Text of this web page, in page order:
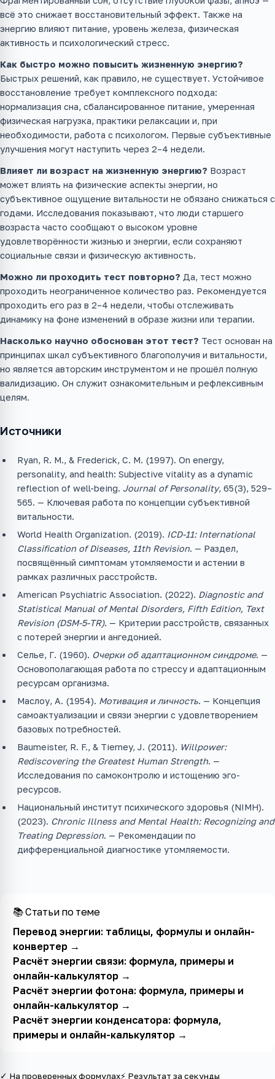
всё это снижает восстановительный эффект. Также на
энергию влияют питание, уровень железа, физическая
активность и психологический стресс.
Как быстро можно повысить жизненную энергию?
Быстрых решений, как правило, не существует. Устойчивое
восстановление требует комплексного подхода:
нормализация сна, сбалансированное питание, умеренная
физическая нагрузка, практики релаксации и, при
необходимости, работа с психологом. Первые субъективные
улучшения могут наступить через 2–4 недели.
Влияет ли возраст на жизненную энергию? Возраст
может влиять на физические аспекты энергии, но
субъективное ощущение витальности не обязано снижаться с
годами. Исследования показывают, что люди старшего
возраста часто сообщают о высоком уровне
удовлетворённости жизнью и энергии, если сохраняют
социальные связи и физическую активность.
Можно ли проходить тест повторно? Да, тест можно
проходить неограниченное количество раз. Рекомендуется
проходить его раз в 2–4 недели, чтобы отслеживать
динамику на фоне изменений в образе жизни или терапии.
Насколько научно обоснован этот тест? Тест основан на
принципах шкал субъективного благополучия и витальности,
но является авторским инструментом и не прошёл полную
валидизацию. Он служит ознакомительным и рефлексивным
целям.
Источники
Ryan, R. M., & Frederick, C. M. (1997). On energy,
personality, and health: Subjective vitality as a dynamic
reflection of well-being. Journal of Personality, 65(3), 529–
565. — Ключевая работа по концепции субъективной
витальности.
World Health Organization. (2019). ICD-11: International
Classification of Diseases, 11th Revision. — Раздел,
посвящённый симптомам утомляемости и астении в
рамках различных расстройств.
American Psychiatric Association. (2022). Diagnostic and
Statistical Manual of Mental Disorders, Fifth Edition, Text
Revision (DSM-5-TR). — Критерии расстройств, связанных
с потерей энергии и ангедонией.
Селье, Г. (1960). Очерки об адаптационном синдроме. —
Основополагающая работа по стрессу и адаптационным
ресурсам организма.
Маслоу, А. (1954). Мотивация и личность. — Концепция
самоактуализации и связи энергии с удовлетворением
базовых потребностей.
Baumeister, R. F., & Tierney, J. (2011). Willpower:
Rediscovering the Greatest Human Strength. —
Исследования по самоконтролю и истощению эго-
ресурсов.
Национальный институт психического здоровья (NIMH).
(2023). Chronic Illness and Mental Health: Recognizing and
Treating Depression. — Рекомендации по
дифференциальной диагностике утомляемости.
📚 Статьи по теме
Перевод энергии: таблицы, формулы и онлайн-
конвертер→
Расчёт энергии связи: формула, примеры и
онлайн-калькулятор→
Расчёт энергии фотона: формула, примеры и
онлайн-калькулятор→
Расчёт энергии конденсатора: формула,
примеры и онлайн-калькулятор→
✓ На проверенных формулах⚡ Результат за секунды